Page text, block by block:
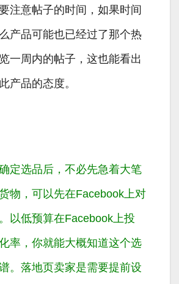
注意帖子的时间，如果时间
产品可能也已经过了那个热
一周内的帖子，这也能看出
产品的态度。
定选品后，不必先急着大笔
物，可以先在Facebook上对
以低预算在Facebook上投
率，你就能大概知道这个选
。落地页卖家是需要提前设